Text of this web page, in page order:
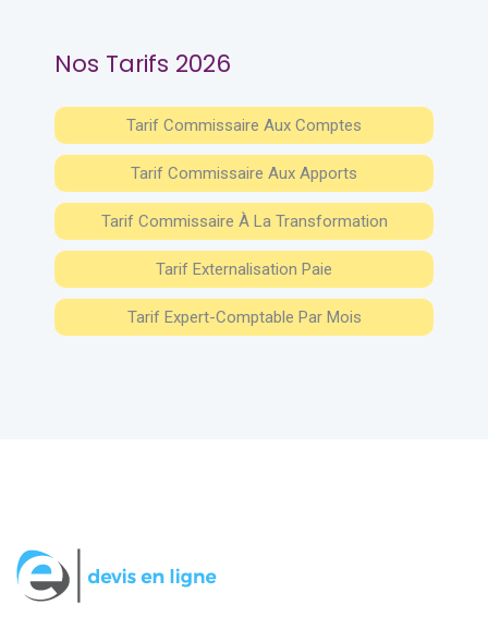
Nos Tarifs 2026
Tarif Commissaire Aux Comptes
Tarif Commissaire Aux Apports
Tarif Commissaire À La Transformation
Tarif Externalisation Paie
Tarif Expert-Comptable Par Mois